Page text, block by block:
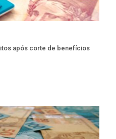
após corte de benefícios